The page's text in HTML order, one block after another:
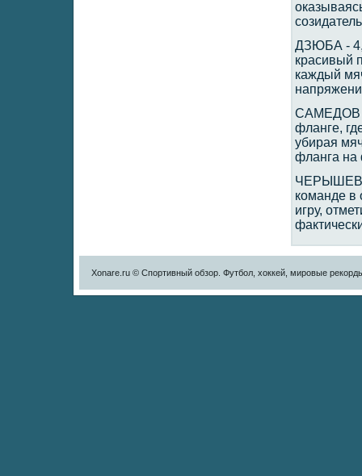
ДЗЮБА -
красивый
каждый
САМЕДОВ -
фланге,
убирая
фланга на
ЧЕРЫШЕВ -
команде в
игру,
Xonare.ru © Спортивный обзор. Футбол, хоккей, мировые